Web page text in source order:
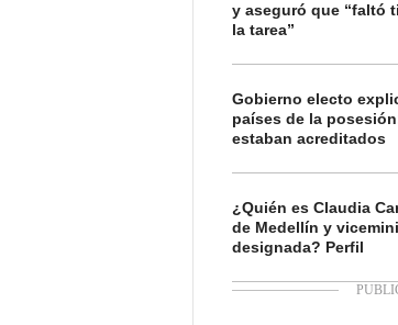
y aseguró que “faltó
la tarea”
Gobierno electo
países de la
estaban acreditados
¿Quién es Claudia
de Medellín y
designada? Perfil